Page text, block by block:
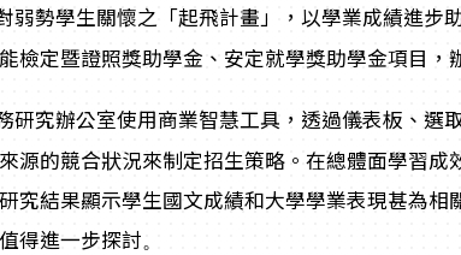
弱勢學生關懷之「起飛計畫」，以學業成績進
檢定暨證照獎助學金、安定就學獎助學金項目
研究辦公室使用商業智慧工具，透過儀表板、選
源的競合狀況來制定招生策略。在總體面學習
究結果顯示學生國文成績和大學學業表現甚為
得進一步探討。